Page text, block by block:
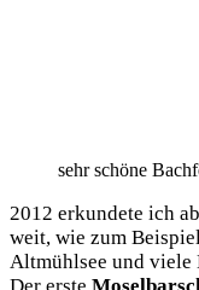
sehr schö­ne
2012 erkun­de­te ich
weit, wie zum
Alt­mühl­see und vie­le
Der ers­te